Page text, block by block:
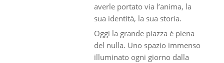
averle portato via l’anima, la
sua identità, la sua storia.
Oggi la grande piazza è piena
del nulla. Uno spazio immenso
illuminato ogni giorno dalla